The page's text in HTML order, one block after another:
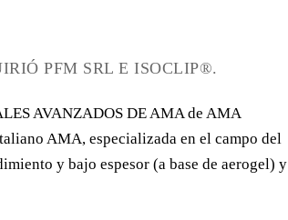
PFM SRL E ISOCLIP®.
AVANZADOS DE AMA de AMA
AMA, especializada en el campo del
y bajo espesor (a base de aerogel) y